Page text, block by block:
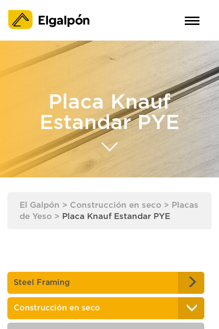
Placa Knauf
Estandar PYE
El Galpón > Construcción en seco > Placas
de Yeso > Placa Knauf Estandar PYE
Steel Framing
Construcción en seco